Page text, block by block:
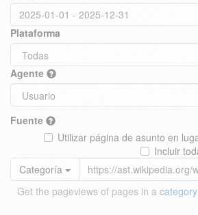
Plataforma
Agente
Fuente
Utilizar página de asunto en
Incluir
Categoría
Get the pageviews of pages in a category